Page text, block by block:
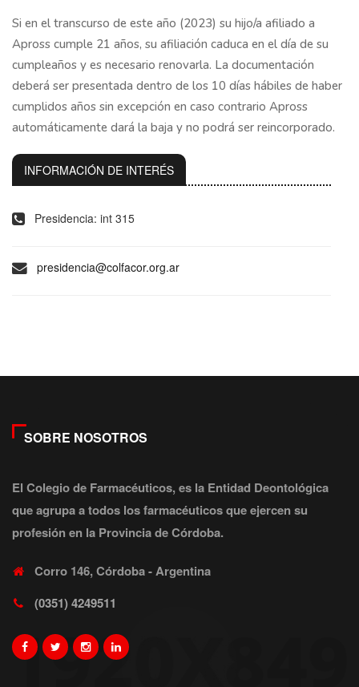
Si en el transcurso de este año (2023) su hijo/a afiliado a
Apross cumple 21 años, su afiliación caduca en el día de su
cumpleaños y es necesario renovarla. La documentación
deberá ser presentada dentro de los 10 días hábiles de haber
cumplidos años sin excepción en caso contrario Apross
automáticamente dará la baja y no podrá ser reincorporado.
INFORMACIÓN DE INTERÉS
Presidencia: int 315
presidencia@colfacor.org.ar
SOBRE NOSOTROS
El Colegio de Farmacéuticos, es la Entidad Deontológica
que agrupa a todos los farmacéuticos que ejercen su
profesión en la Provincia de Córdoba.
Corro 146, Córdoba - Argentina
(0351) 4249511